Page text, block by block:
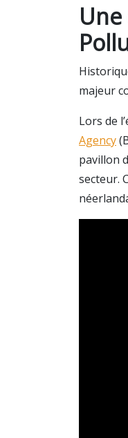
majeur
Lors de
Agency
pavillon
secteur.